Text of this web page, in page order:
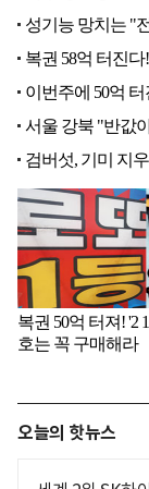
오늘의 핫뉴스